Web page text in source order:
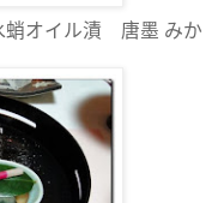
オイル漬 唐墨 みか